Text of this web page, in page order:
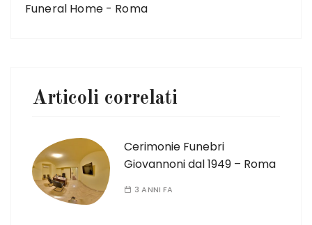
Funeral Home - Roma
Articoli correlati
Cerimonie Funebri
Giovannoni dal 1949 – Roma
3 ANNI FA